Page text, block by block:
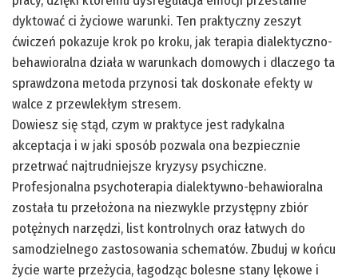
dyktować ci życiowe warunki. Ten praktyczny zeszyt
ćwiczeń pokazuje krok po kroku, jak terapia dialektyczno-
behawioralna działa w warunkach domowych i dlaczego ta
sprawdzona metoda przynosi tak doskonałe efekty w
walce z przewlekłym stresem.
Dowiesz się stąd, czym w praktyce jest radykalna
akceptacja i w jaki sposób pozwala ona bezpiecznie
przetrwać najtrudniejsze kryzysy psychiczne.
Profesjonalna psychoterapia dialektywno-behawioralna
została tu przełożona na niezwykle przystępny zbiór
potężnych narzędzi, list kontrolnych oraz łatwych do
samodzielnego zastosowania schematów. Zbuduj w końcu
życie warte przeżycia, łagodząc bolesne stany lękowe i